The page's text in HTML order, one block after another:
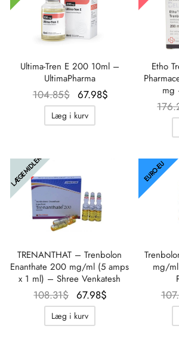
Ultima-Tren E 200 10ml –
UltimaPharma
104.85$ Oprindelig
pris var:
104.85$.
67.98$
Læg i kurv
Etho
mg
LÆGEMIDLER
TRENANTHAT – Trenbolon
Enanthate 200 mg/ml (5 amps
x 1 ml) – Shree Venkatesh
108.31$ Oprindelig
pris var:
108.31$.
67.98$
Læg i kurv
EURO-EU
mg/